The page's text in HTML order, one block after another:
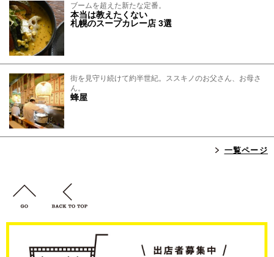
ブームを超えた新たな定番。
本当は教えたくない
札幌のスープカレー店 3選
街を見守り続けて約半世紀。ススキノのお父さん、お母さ
ん。
蜂屋
一覧ページ